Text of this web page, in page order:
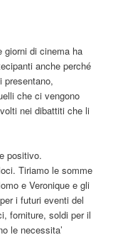
giorni di cinema ha
anche perché
presentano,
che ci vengono
nei dibattiti che li
positivo.
Tiriamo le somme
e Veronique e gli
i futuri eventi del
forniture, soldi per il
le necessita’